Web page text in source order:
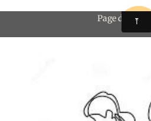
Page d'accueil